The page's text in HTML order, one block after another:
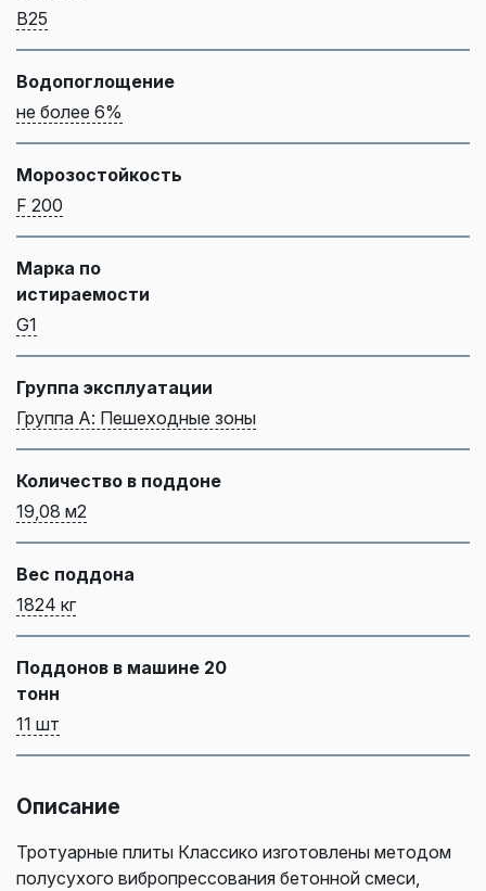
B25
Водопоглощение
не более 6%
Морозостойкость
F 200
Марка по
истираемости
G1
Группа эксплуатации
Группа А: Пешеходные зоны
Количество в поддоне
19,08 м2
Вес поддона
1824 кг
Поддонов в машине 20
тонн
11 шт
Описание
Тротуарные плиты Классико изготовлены методом
полусухого вибропрессования бетонной смеси,